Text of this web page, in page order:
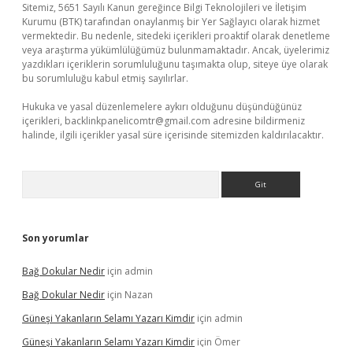
Sitemiz, 5651 Sayılı Kanun gereğince Bilgi Teknolojileri ve İletişim
Kurumu (BTK) tarafından onaylanmış bir Yer Sağlayıcı olarak hizmet
vermektedir. Bu nedenle, sitedeki içerikleri proaktif olarak denetleme
veya araştırma yükümlülüğümüz bulunmamaktadır. Ancak, üyelerimiz
yazdıkları içeriklerin sorumluluğunu taşımakta olup, siteye üye olarak
bu sorumluluğu kabul etmiş sayılırlar.
Hukuka ve yasal düzenlemelere aykırı olduğunu düşündüğünüz
içerikleri, backlinkpanelicomtr@gmail.com adresine bildirmeniz
halinde, ilgili içerikler yasal süre içerisinde sitemizden kaldırılacaktır.
Son yorumlar
Bağ Dokular Nedir için admin
Bağ Dokular Nedir için Nazan
Güneşi Yakanların Selamı Yazarı Kimdir için admin
Güneşi Yakanların Selamı Yazarı Kimdir için Ömer